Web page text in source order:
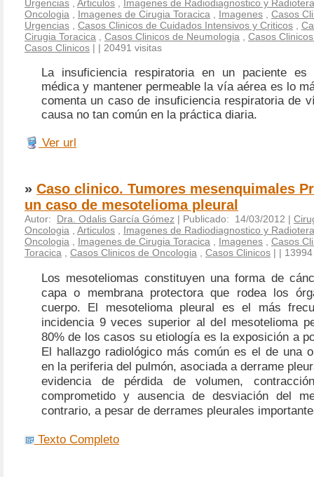
Urgencias Articulos
Imagenes de Radiodiagnostico y
Oncologia
Imagenes de Cirugia Toracica Imagenes
Casos
Urgencias
Casos Clinicos de Cuidados Intensivos y Criticos
Cirugia Toracica
Casos Clinicos de Neumologia
Casos
Casos Clinicos | | 20491 visitas
La insuficiencia respiratoria en un paciente es
médica y mantener permeable la vía aérea es lo
comenta un caso de insuficiencia respiratoria de
causa no tan común en la práctica diaria.
Ver url
» Caso clinico. Tumores mesenquimales
un caso de mesotelioma pleural
Autor: Dra. Odalis García Gómez | Publicado: 14/03/2012 |
Oncologia , Articulos , Imagenes de Radiodiagnostico y
Oncologia , Imagenes de Cirugia Toracica , Imagenes , Casos
Toracica , Casos Clinicos de Oncologia , Casos Clinicos | |
Los mesoteliomas constituyen una forma de
capa o membrana protectora que rodea los
cuerpo. El mesotelioma pleural es el más
incidencia 9 veces superior al del mesotelioma
80% de los casos su etiología es la exposición a
El hallazgo radiológico más común es el de una
en la periferia del pulmón, asociada a derrame
evidencia de pérdida de volumen,
comprometido y ausencia de desviación del
contrario, a pesar de derrames pleurales
Texto Completo